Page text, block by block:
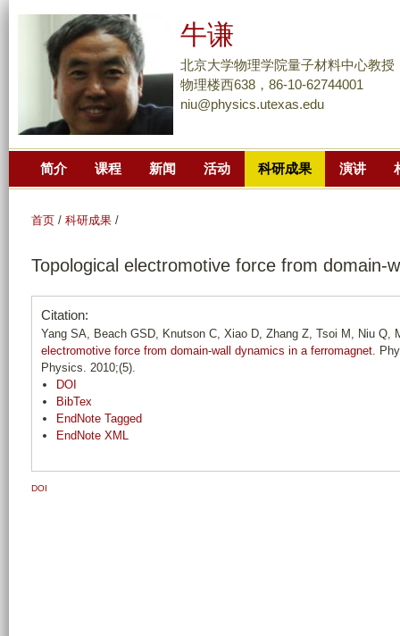
到
主
分
牛谦
北京大学物理学院量子材料中心教授
物理楼西638，86-10-62744001
niu@physics.utexas.edu
简介 课程 新闻 活动 科研成果 演讲
首页 / 科研成果 /
Topological electromotive force from domain-
Citation:
Yang SA, Beach GSD, Knutson C, Xiao D, Zhang Z, Tsoi M, Niu Q,
electromotive force from domain-wall dynamics in a ferromagnet.
Physics. 2010;(5).
DOI
BibTex
EndNote Tagged
EndNote XML
DOI